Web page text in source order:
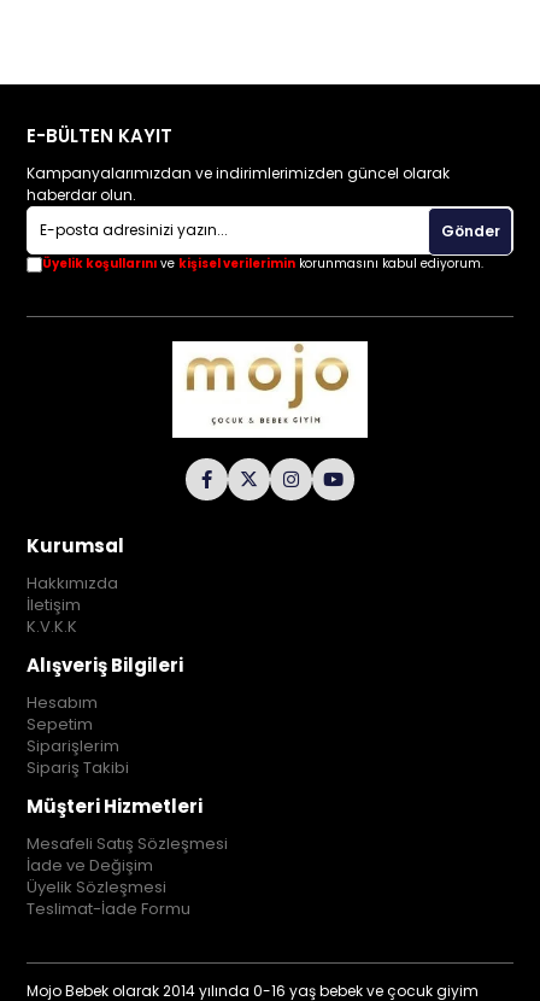
E-BÜLTEN KAYIT
Kampanyalarımızdan ve indirimlerimizden güncel olarak
haberdar olun.
Gönder
Üyelik koşullarını ve kişisel verilerimin korunmasını kabul ediyorum.
Kurumsal
Hakkımızda
İletişim
K.V.K.K
Alışveriş Bilgileri
Hesabım
Sepetim
Siparişlerim
Sipariş Takibi
Müşteri Hizmetleri
Mesafeli Satış Sözleşmesi
İade ve Değişim
Üyelik Sözleşmesi
Teslimat-İade Formu
Mojo Bebek olarak 2014 yılında 0-16 yaş bebek ve çocuk giyim